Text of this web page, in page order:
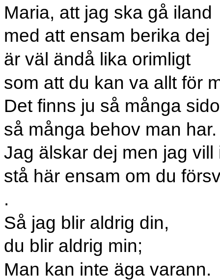
Maria, att jag ska gå iland
med att ensam berika dej
är väl ändå lika orimligt
som att du kan va allt för
Det finns ju så många
så många behov man har.
Jag älskar dej men jag vill
stå här ensam om du
.
Så jag blir aldrig din,
du blir aldrig min;
Man kan inte äga varann.